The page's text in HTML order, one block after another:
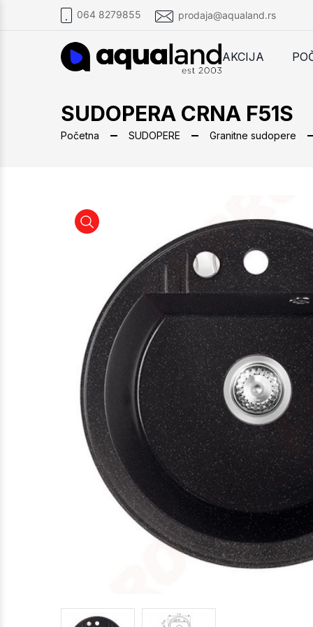
064 8279855 prodaja@aqualand.rs
AKCIJA
SUDOPERA CRNA F51S
Početna SUDOPERE Granitne sudopere
SUDOPERA CRNA F51S